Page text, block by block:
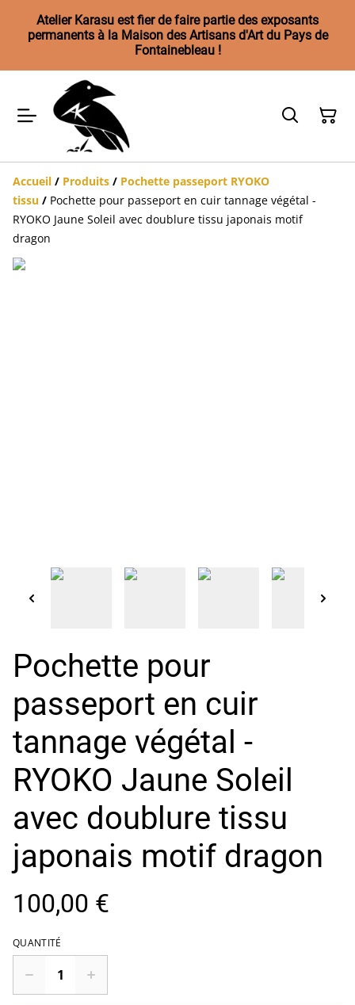
Atelier Karasu est fier de faire partie des exposants
permanents à la Maison des Artisans d'Art du Pays de
Fontainebleau !
Accueil / Produits / Pochette passeport RYOKO
tissu / Pochette pour passeport en cuir tannage végétal -
RYOKO Jaune Soleil avec doublure tissu japonais motif
dragon
Pochette pour
passeport en cuir
tannage végétal -
RYOKO Jaune Soleil
avec doublure tissu
japonais motif dragon
100,00 €
QUANTITÉ